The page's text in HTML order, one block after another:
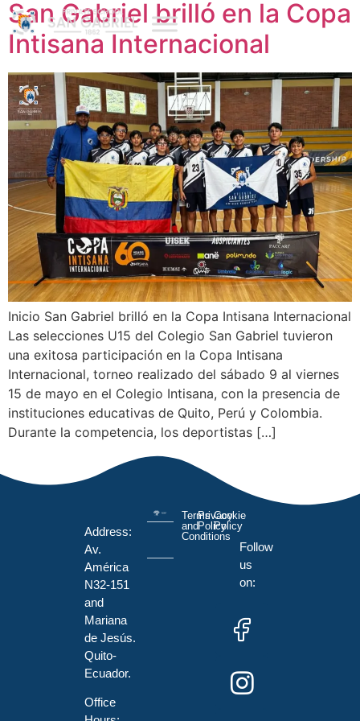
San Gabriel brilló en la Copa
Intisana Internacional
Inicio San Gabriel brilló en la Copa Intisana Internacional
Las selecciones U15 del Colegio San Gabriel tuvieron
una exitosa participación en la Copa Intisana
Internacional, torneo realizado del sábado 9 al viernes
15 de mayo en el Colegio Intisana, con la presencia de
instituciones educativas de Quito, Perú y Colombia.
Durante la competencia, los deportistas […]
Address:
Av.
América
N32-151
and
Mariana
de Jesús.
Quito-
Ecuador.
Office
Terms
and
Conditions
Privacy
Policy
Cookie
Policy
Follow
us
on: